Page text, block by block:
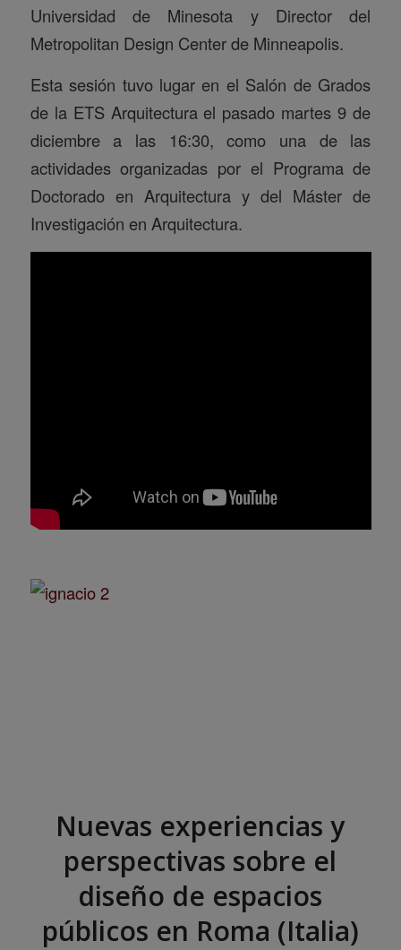
Universidad de Minesota y Director del
Metropolitan Design Center de Minneapolis.
Esta sesión tuvo lugar en el Salón de Grados
de la ETS Arquitectura el pasado martes 9 de
diciembre a las 16:30, como una de las
actividades organizadas por el Programa de
Doctorado en Arquitectura y del Máster de
Investigación en Arquitectura.
Nuevas experiencias y
perspectivas sobre el
diseño de espacios
públicos en Roma (Italia)